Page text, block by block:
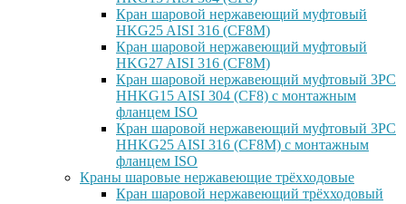
Кран шаровой нержавеющий муфтовый
HKG25 AISI 316 (CF8M)
Кран шаровой нержавеющий муфтовый
HKG27 AISI 316 (CF8M)
Кран шаровой нержавеющий муфтовый 3PC
HHKG15 AISI 304 (CF8) с монтажным
фланцем ISO
Кран шаровой нержавеющий муфтовый 3PC
HHKG25 AISI 316 (CF8M) с монтажным
фланцем ISO
Краны шаровые нержавеющие трёхходовые
Кран шаровой нержавеющий трёхходовый